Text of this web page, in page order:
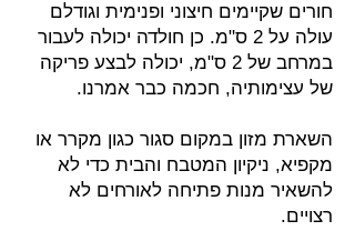
חורים שקיימים חיצוני ופנימית וגודלם
עולה על 2 ס"מ. כן חולדה יכולה לעבור
במרחב של 2 ס"מ, יכולה לבצע פריקה
של עצימותיה, חכמה כבר אמרנו.
השארת מזון במקום סגור כגון מקרר או
מקפיא, ניקיון המטבח והבית כדי לא
להשאיר מנות פתיחה לאורחים לא
רצויים.